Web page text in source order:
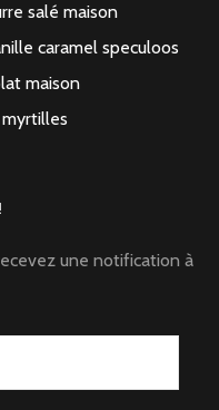
salé maison
caramel speculoos
maison
une notification à